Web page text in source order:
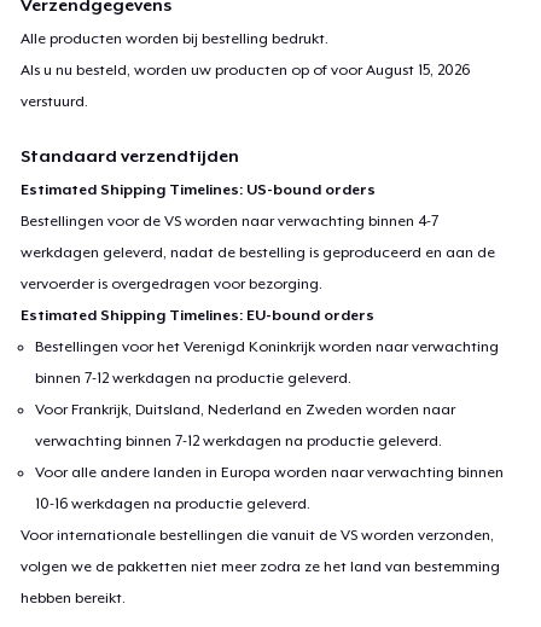
Verzendgegevens
Alle producten worden bij bestelling bedrukt.
Als u nu besteld, worden uw producten op of voorAugust 15, 2026
verstuurd.
Standaard verzendtijden
Estimated Shipping Timelines: US-bound orders
Bestellingen voor de VS worden naar verwachting binnen 4-7
werkdagen geleverd, nadat de bestelling is geproduceerd en aan de
vervoerder is overgedragen voor bezorging.
Estimated Shipping Timelines: EU-bound orders
Bestellingen voor het Verenigd Koninkrijk worden naar verwachting
binnen 7-12 werkdagen na productie geleverd.
Voor Frankrijk, Duitsland, Nederland en Zweden worden naar
verwachting binnen 7-12 werkdagen na productie geleverd.
Voor alle andere landen in Europa worden naar verwachting binnen
10-16 werkdagen na productie geleverd.
Voor internationale bestellingen die vanuit de VS worden verzonden,
volgen we de pakketten niet meer zodra ze het land van bestemming
hebben bereikt.